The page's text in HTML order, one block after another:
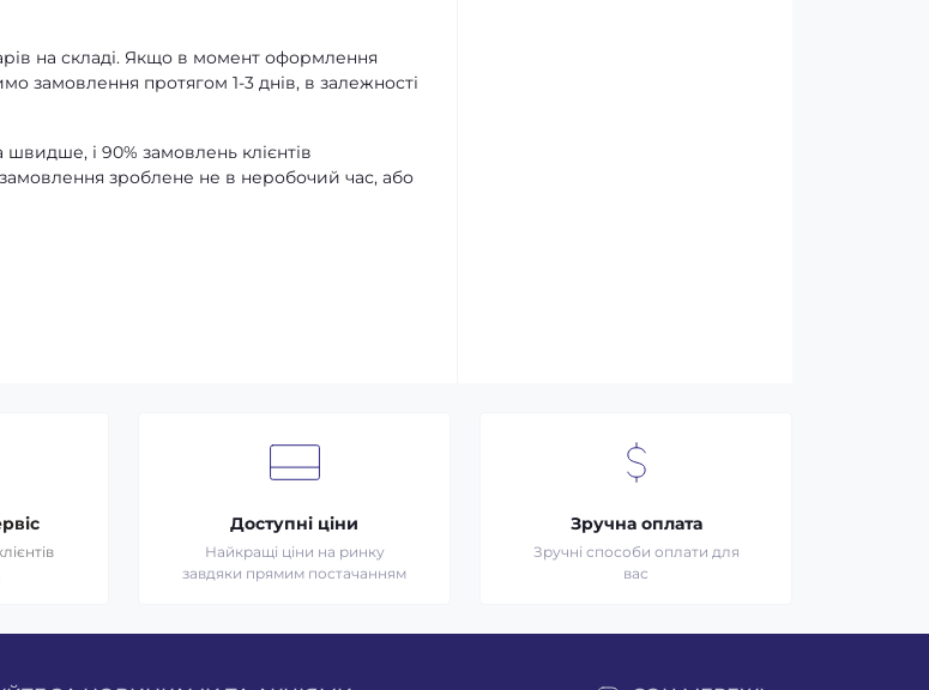
на складі. Якщо в момент оформлення
замовлення протягом 1-3 днів, в залежності
і 90% замовлень клієнтів
зроблене не в неробочий час, або
Доступні ціни
Найкращі ціни на ринку
завдяки прямим постачанням
Зручна оплата
Зручні способи оплати для
вас